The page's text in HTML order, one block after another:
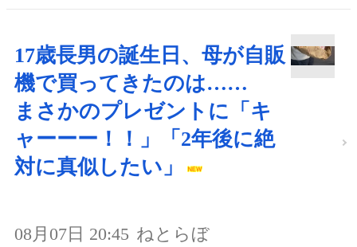
17歳長男の誕生日、母が自販
機で買ってきたのは……
まさかのプレゼントに「キ
ャーーー！！」「2年後に絶
対に真似したい」
08月07日 20:45 ねとらぼ